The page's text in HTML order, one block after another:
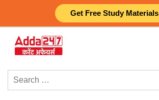
Get Free Study Materials
content
Search